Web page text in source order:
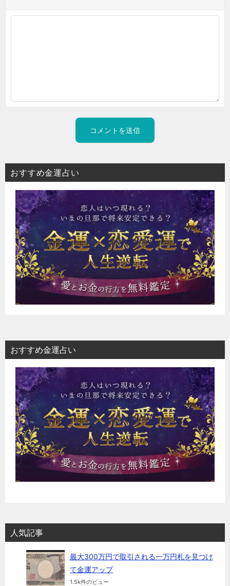
おすすめ金運占い
おすすめ金運占い
人気記事
最大300万円で取引される一万円札を見つけ
て金運アップ
1.5k件のビュー